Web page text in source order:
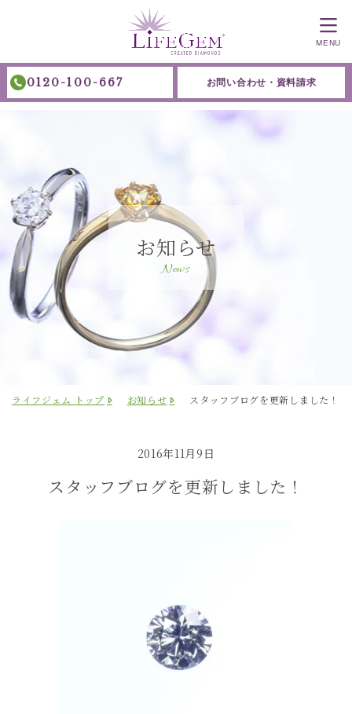
0120-100-667 お問い合わせ・資料請求
MENU
お知らせ
News
ライフジェム トップ お知らせ スタッフブログを更新しました！
2016年11月9日
スタッフブログを更新しました！